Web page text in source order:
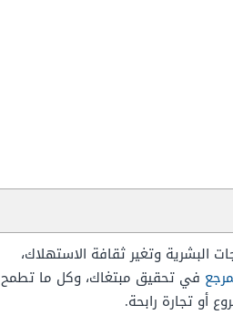
البشرية وتغير ثقافة الاستهلاك،
في تحقيق مبتغاك، وكل ما تطمح
أو تجارة رابحة.